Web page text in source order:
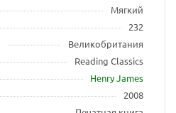
Мягкий
232
Великобритания
Reading Classics
Henry James
2008